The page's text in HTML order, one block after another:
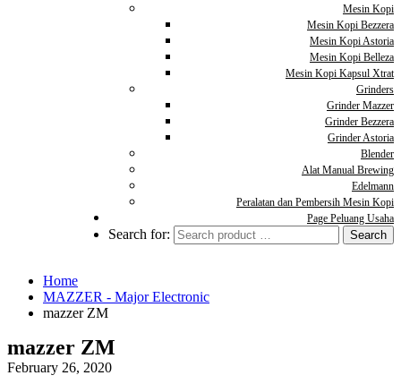
Mesin Kopi
Mesin Kopi Bezzera
Mesin Kopi Astoria
Mesin Kopi Belleza
Mesin Kopi Kapsul Xtrat
Grinders
Grinder Mazzer
Grinder Bezzera
Grinder Astoria
Blender
Alat Manual Brewing
Edelmann
Peralatan dan Pembersih Mesin Kopi
Page Peluang Usaha
Search for:
Home
MAZZER - Major Electronic
mazzer ZM
mazzer ZM
February 26, 2020